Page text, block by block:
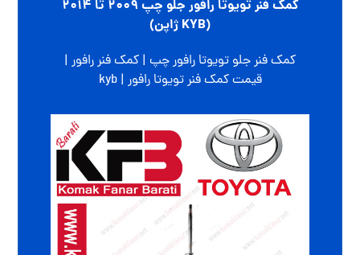
کمک فنر تویوتا رافور جلو چپ 2009 تا 2014
(KYB ژاپن)
کمک فنر جلو تویوتا رافور چپ | کمک فنر رافور |
قیمت کمک فنر تویوتا رافور | kyb